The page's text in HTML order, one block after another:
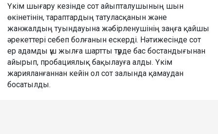
Үкім шығару кезінде сот айыпталушының шын
өкінетінін, тараптардың татуласқанын және
жанжалдың туындауына жәбірленушінің заңға қайшы
әрекеттері себеп болғанын ескерді. Нәтижесінде сот
ер адамды үш жылға шартты түрде бас бостандығынан
айырып, пробациялық бақылауға алды. Үкім
жарияланғаннан кейін ол сот залында қамаудан
босатылды.